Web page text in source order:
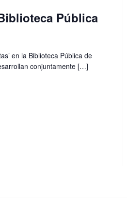
Pública
en la Biblioteca Pública de
conjuntamente […]